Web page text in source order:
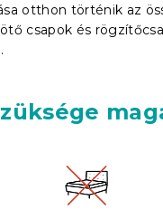
otthon történik az
csapok és